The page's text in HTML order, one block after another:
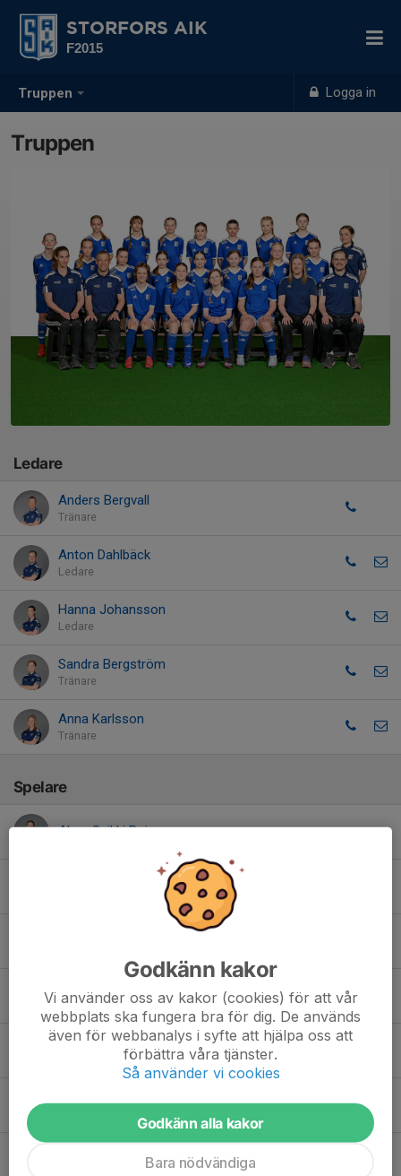
Truppen Logga in
STORFORS AIK
F2015
Truppen
Ledare
Anders Bergvall
Tränare
Anton Dahlbäck
Ledare
Hanna Johansson
Ledare
Sandra Bergström
Tränare
Anna Karlsson
Tränare
Spelare
Alma Suikki Rojas
Ebba Bergquist
Greta Lundgren
Greta Nilsson
Hilde Johansson
Godkänn kakor
Vi använder oss av kakor (cookies) för att vår
webbplats ska fungera bra för dig. De används
även för webbanalys i syfte att hjälpa oss att
förbättra våra tjänster.
Så använder vi cookies
Godkänn alla kakor
Bara nödvändiga